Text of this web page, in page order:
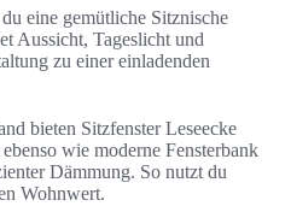
eine gemütliche Sitznische
Aussicht, Tageslicht und
zu einer einladenden
bieten Sitzfenster Leseecke
wie moderne Fensterbank
Dämmung. So nutzt du
Wohnwert.